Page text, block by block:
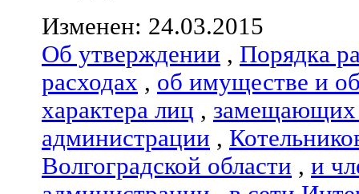
Изменен: 24.03.2015
Об утверждении , Порядка
расходах , об имуществе и
характера лиц , замещающих
администрации ,
Волгоградской области , и